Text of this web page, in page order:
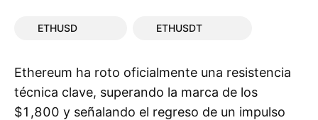
ETHUSD ETHUSDT
Ethereum ha roto oficialmente una resistencia
técnica clave, superando la marca de los
$1,800 y señalando el regreso de un impulso